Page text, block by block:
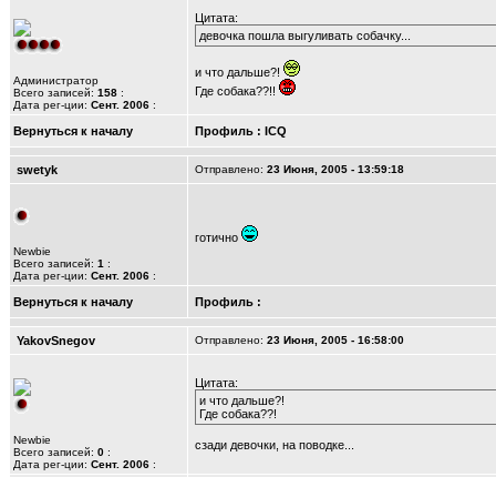
Администратор
Всего записей: 158 :
Дата рег-ции: Сент. 2006 :
Цитата:
девочка пошла выгуливать ­собачку...
и что дальше?!
Где собака??!!
Вернуться к началу Профиль : ICQ
swetyk Отправлено: 23 Июня, 2005 - 13:59:18
Newbie
Всего записей: 1 :
Дата рег-ции: Сент. 2006 :
готично
Вернуться к началу Профиль :
YakovSnegov Отправлено: 23 Июня, 2005 - 16:58:00
Newbie
Всего записей: 0 :
Дата рег-ции: Сент. 2006 :
Цитата:
и что дальше?!
Где собака??!
cзади девочки, на поводке...